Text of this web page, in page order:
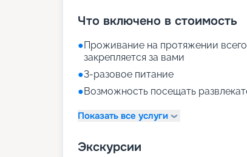
Что включено в стоимость
●Проживание на протяжении
закрепляется за вами
●3-разовое питание
●Возможность посещать
Показать все услуги
Экскурсии